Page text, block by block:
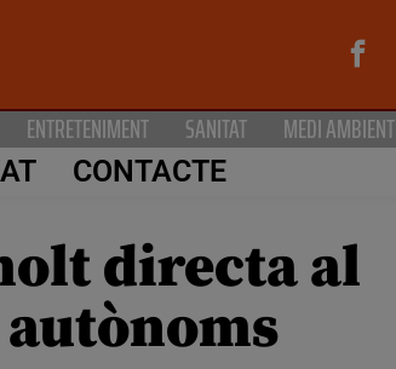
ENTRETENIMENT SANITAT MEDI AMBIENT
CONTACTE
directa al